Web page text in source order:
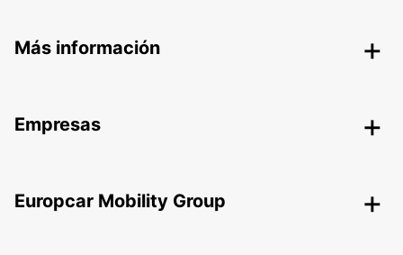
Más información
Empresas
Europcar Mobility Group